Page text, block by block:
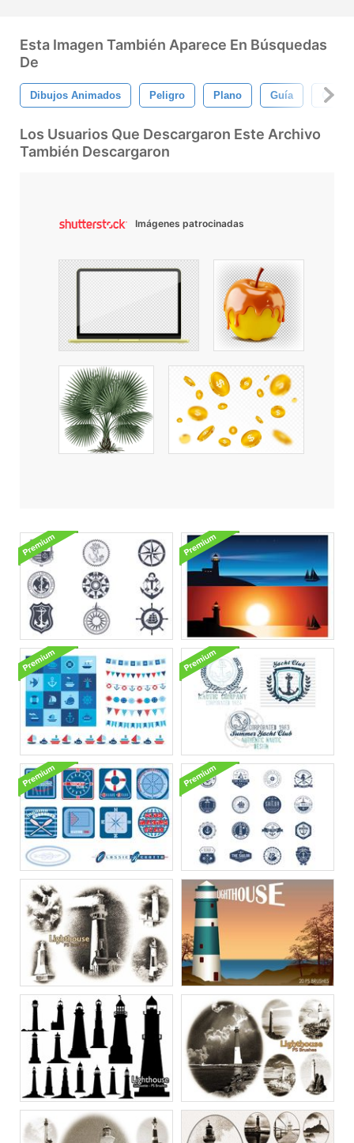
Esta Imagen También Aparece En Búsquedas
De
Dibujos Animados Peligro Plano Guía Casa
Los Usuarios Que Descargaron Este Archivo
También Descargaron
Imágenes patrocinadas